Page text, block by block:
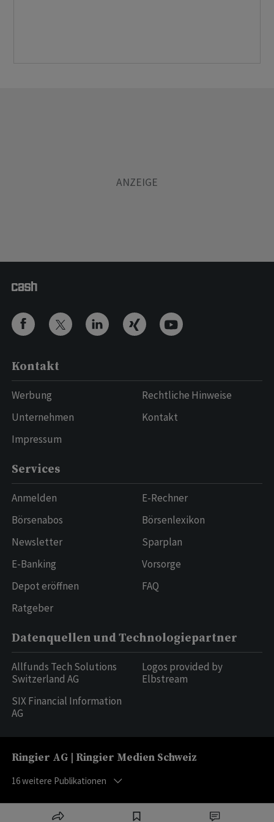
Kontakt
Werbung
Unternehmen
Impressum
Rechtliche Hinweise
Kontakt
Services
Anmelden
Börsenabos
Newsletter
E-Banking
Depot eröffnen
Ratgeber
E-Rechner
Börsenlexikon
Sparplan
Vorsorge
FAQ
Datenquellen und Technologiepartner
Allfunds Tech Solutions
Switzerland AG
SIX Financial Information
AG
Logos provided by
Elbstream
Ringier AG | Ringier Medien Schweiz
16weitere Publikationen